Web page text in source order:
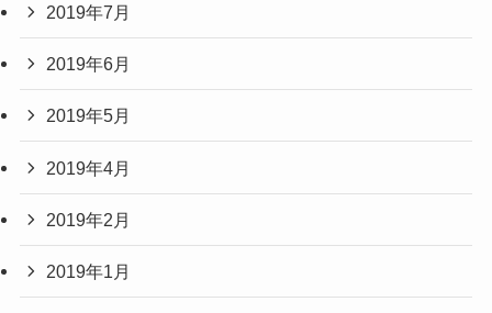
2019年7月
2019年6月
2019年5月
2019年4月
2019年2月
2019年1月